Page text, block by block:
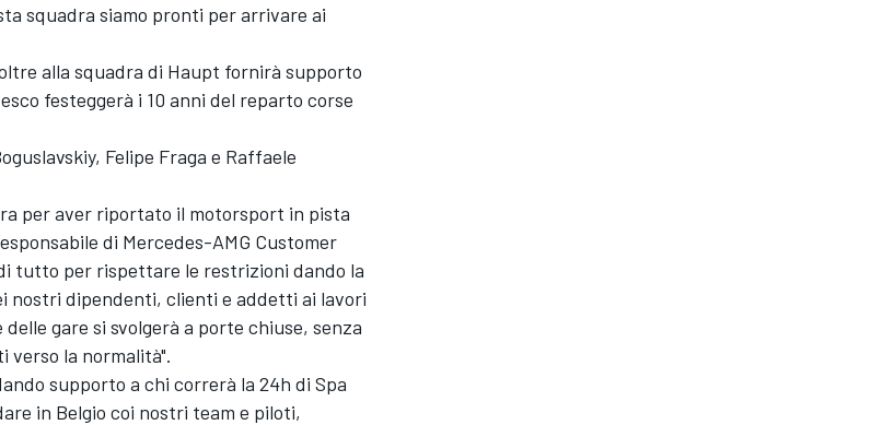
squadra siamo pronti per arrivare ai
alla squadra di Haupt fornirà supporto
festeggerà i 10 anni del reparto corse
Felipe Fraga e Raffaele
per aver riportato il motorsport in pista
di Mercedes-AMG Customer
tutto per rispettare le restrizioni dando la
nostri dipendenti, clienti e addetti ai lavori
gare si svolgerà a porte chiuse, senza
verso la normalità".
supporto a chi correrà la 24h di Spa
in Belgio coi nostri team e piloti,